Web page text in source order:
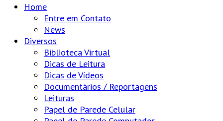
Home
Entre em Contato
News
Diversos
Biblioteca Virtual
Dicas de Leitura
Dicas de Vídeos
Documentários / Reportagens
Leituras
Papel de Parede Celular